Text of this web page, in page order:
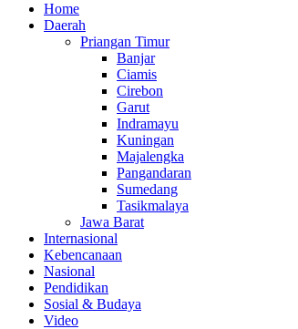
Home
Daerah
Priangan Timur
Banjar
Ciamis
Cirebon
Garut
Indramayu
Kuningan
Majalengka
Pangandaran
Sumedang
Tasikmalaya
Jawa Barat
Internasional
Kebencanaan
Nasional
Pendidikan
Sosial & Budaya
Video